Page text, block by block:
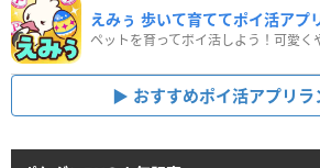
えみぅ 歩いて育ててポイ活アプ
おすすめポイ活アプリラ